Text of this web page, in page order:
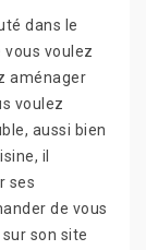
dans le
vous voulez
aménager
voulez
aussi bien
il
ses
de vous
son site